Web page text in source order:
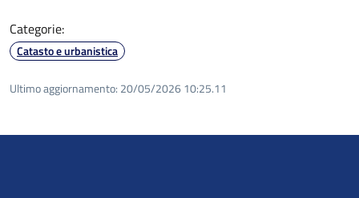
Categorie:
Catasto e urbanistica
Ultimo aggiornamento: 20/05/2026 10:25.11